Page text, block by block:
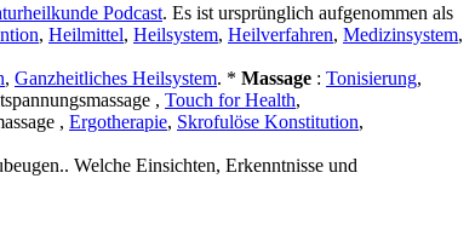
Podcast. Es ist ursprünglich aufgenommen als
, Heilmittel, Heilsystem, Heilverfahren, Medizinsystem,
, Ganzheitliches Heilsystem. * Massage : Tonisierung,
, Touch for Health,
, Ergotherapie, Skrofulöse Konstitution,
Welche Einsichten, Erkenntnisse und